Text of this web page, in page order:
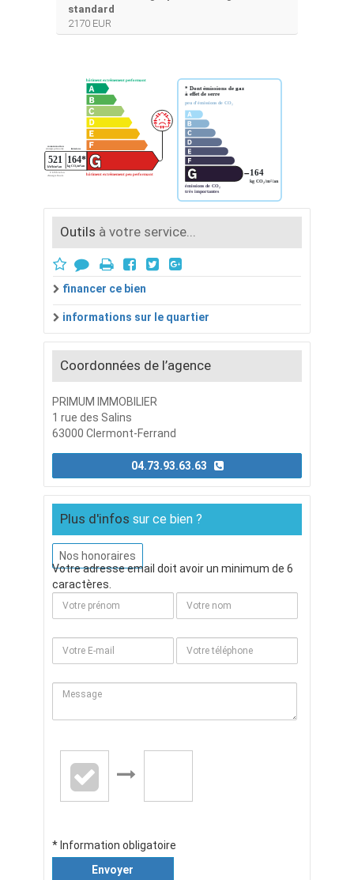
standard
2170 EUR
Outils à votre service...
financer ce bien
informations sur le quartier
Coordonnées de l’agence
PRIMUM IMMOBILIER
1 rue des Salins
63000 Clermont-Ferrand
Plus d'infos sur ce bien ?
Nos honoraires
Votre adresse email doit avoir un minimum de 6
caractères.
* Information obligatoire
Envoyer